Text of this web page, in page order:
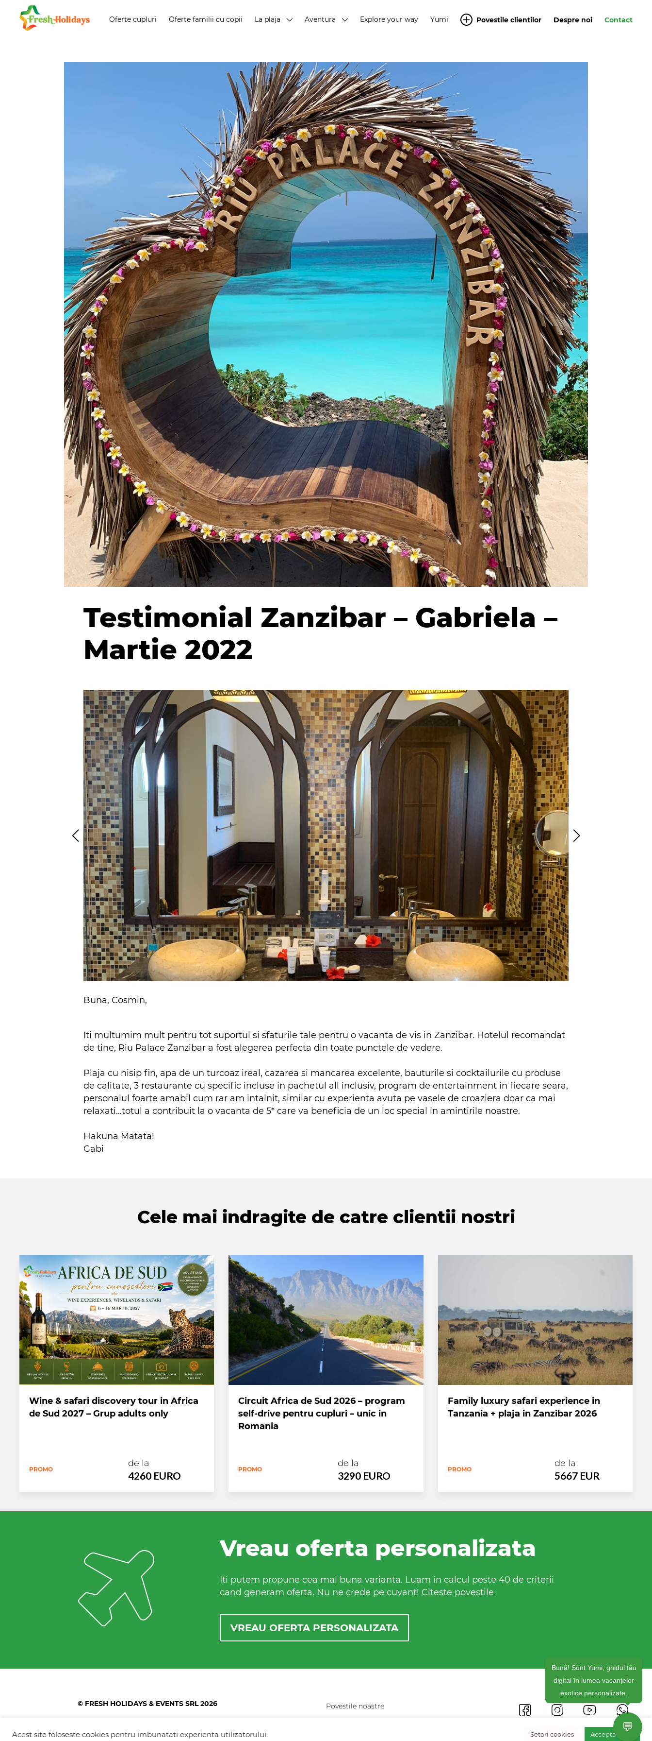
Oferte cupluri Oferte familii cu copii La plaja Aventura Explore your way Yumi Povestile clientilor Despre noi Contact
Testimonial Zanzibar – Gabriela –
Martie 2022
Buna, Cosmin,
Iti multumim mult pentru tot suportul si sfaturile tale pentru o vacanta de vis in Zanzibar. Hotelul recomandat
de tine, Riu Palace Zanzibar a fost alegerea perfecta din toate punctele de vedere.
Plaja cu nisip fin, apa de un turcoaz ireal, cazarea si mancarea excelente, bauturile si cocktailurile cu produse
de calitate, 3 restaurante cu specific incluse in pachetul all inclusiv, program de entertainment in fiecare seara,
personalul foarte amabil cum rar am intalnit, similar cu experienta avuta pe vasele de croaziera doar ca mai
relaxati…totul a contribuit la o vacanta de 5* care va beneficia de un loc special in amintirile noastre.
Hakuna Matata!
Gabi
Cele mai indragite de catre clientii nostri
Wine & safari discovery tour in Africa
de Sud 2027 – Grup adults only
PROMO
de la
4260 EURO
Circuit Africa de Sud 2026 – program
self-drive pentru cupluri – unic in
Romania
PROMO
de la
3290 EURO
Family luxury safari experience in
Tanzania + plaja in Zanzibar 2026
PROMO
de la
5667 EUR
Vreau oferta personalizata
Iti putem propune cea mai buna varianta. Luam in calcul peste 40 de criterii
cand generam oferta. Nu ne crede pe cuvant! Citeste povestile
VREAU OFERTA PERSONALIZATA
© FRESH HOLIDAYS & EVENTS SRL 2026
Greengate)
Povestile noastre
Acest site foloseste cookies pentru imbunatati experienta utilizatorului. Setari cookies Accepta toate
💬
Bună! Sunt Yumi, ghidul tău
digital în lumea vacanțelor
exotice personalizate.